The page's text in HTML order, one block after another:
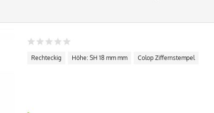
Rechteckig Höhe: SH 18 mm mm Colop Ziffernstempel